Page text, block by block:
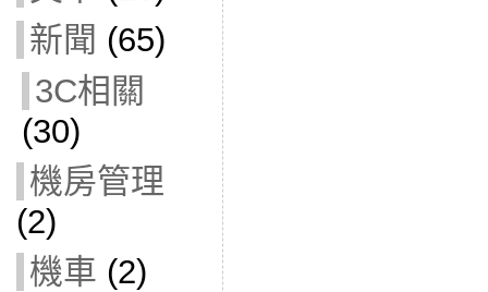
新聞 (65)
3C相關
(30)
機房管理
(2)
機車 (2)